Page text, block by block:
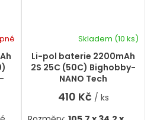
Li-pol baterie 2200mAh
2S 25C (50C) Bighobby-
NANO Tech
Skladem (10 ks)
410 Kč / ks